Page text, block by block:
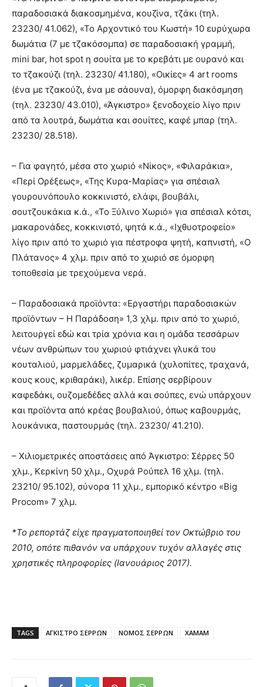
παραδοσιακά διακοσμημένα, κουζίνα, τζάκι (τηλ.
23230/ 41.062), «Το Αρχοντικό του Κωστή» 10 ευρύχωρα
δωμάτια (7 με τζακόσομπα) σε παραδοσιακή γραμμή,
mini bar, hot spot η σουίτα με το κρεβάτι με ουρανό και
το τζακούζι (τηλ. 23230/ 41.180), «Οικίες» 4 art rooms
(ένα με τζακούζι, ένα με σάουνα), όμορφη διακόσμηση
(τηλ. 23230/ 43.010), «Άγκιστρο» ξενοδοχείο λίγο πριν
από τα λουτρά, δωμάτια και σουίτες, καφέ μπαρ (τηλ.
23230/ 28.518).
– Για φαγητό, μέσα στο χωριό «Νίκος», «Φιλαράκια»,
«Περί Ορέξεως», «Της Κυρα-Μαρίας» για σπέσιαλ
γουρουνόπουλο κοκκινιστό, ελάφι, βουβάλι,
σουτζουκάκια κ.ά., «Το Ξύλινο Χωριό» για σπέσιαλ κότσι,
μακαρονάδες, κοκκινιστό, ψητά κ.ά., «Ιχθυοτροφείο»
λίγο πριν από το χωριό για πέστροφα ψητή, καπνιστή, «Ο
Πλάτανος» 4 χλμ. πριν από το χωριό σε όμορφη
τοποθεσία με τρεχούμενα νερά.
– Παραδοσιακά προϊόντα: «Εργαστήρι παραδοσιακών
προϊόντων – Η Παράδοση» 1,3 χλμ. πριν από το χωριό,
λειτουργεί εδώ και τρία χρόνια και η ομάδα τεσσάρων
νέων ανθρώπων του χωριού φτιάχνει γλυκά του
κουταλιού, μαρμελάδες, ζυμαρικά (χυλοπίτες, τραχανά,
κους κους, κριθαράκι), λικέρ. Επίσης σερβίρουν
καφεδάκι, ουζομεδέδες αλλά και σούπες, ενώ υπάρχουν
και προϊόντα από κρέας βουβαλιού, όπως καβουρμάς,
λουκάνικα, παστουρμάς (τηλ. 23230/ 41.210).
– Χιλιομετρικές αποστάσεις από Άγκιστρο: Σέρρες 50
χλμ., Κερκίνη 50 χλμ., Οχυρά Ρούπελ 16 χλμ. (τηλ.
23210/ 95.102), σύνορα 11 χλμ., εμπορικό κέντρο «Big
Procom» 7 χλμ.
*Το ρεπορτάζ είχε πραγματοποιηθεί τον Οκτώβριο του
2010, οπότε πιθανόν να υπάρχουν τυχόν αλλαγές στις
χρηστικές πληροφορίες (Ιανουάριος 2017).
TAGS ΑΓΚΙΣΤΡΟ ΣΕΡΡΩΝ ΝΟΜΟΣ ΣΕΡΡΩΝ ΧΑΜΑΜ